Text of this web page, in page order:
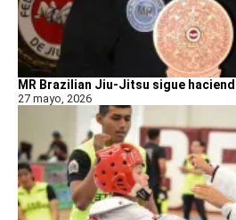
MR Brazilian Jiu-Jitsu sigue
27 mayo, 2026